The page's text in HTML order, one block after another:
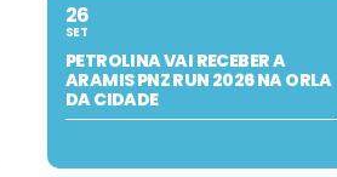
26
SET
PETROLINA VAI RECEBER A
ARAMIS PNZ RUN 2026 NA ORLA
DA CIDADE